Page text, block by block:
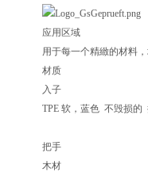
应用区域
用于每一个精緻的材料
材质
入子
TPE 软，蓝色 不毁损的
把手
木材